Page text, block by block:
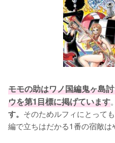
モモの助はワノ国編鬼ヶ島
ウを第1目標に掲げています。
す。 そのためルフィにとって
編で立ちはだかる1番の宿敵は